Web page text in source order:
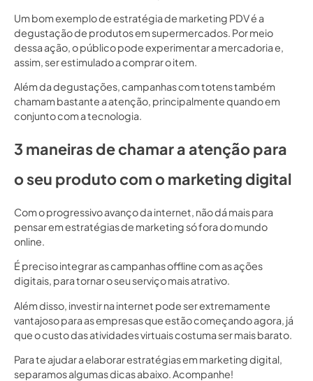
Um bom exemplo de estratégia de marketing PDV é a
degustação de produtos em supermercados. Por meio
dessa ação, o público pode experimentar a mercadoria e,
assim, ser estimulado a comprar o item.
Além da degustações, campanhas com totens também
chamam bastante a atenção, principalmente quando em
conjunto com a tecnologia.
3 maneiras de chamar a atenção para
o seu produto com o marketing digital
Com o progressivo avanço da internet, não dá mais para
pensar em estratégias de marketing só fora do mundo
online.
É preciso integrar as campanhas offline com as ações
digitais, para tornar o seu serviço mais atrativo.
Além disso, investir na internet pode ser extremamente
vantajoso para as empresas que estão começando agora, já
que o custo das atividades virtuais costuma ser mais barato.
Para te ajudar a elaborar estratégias em marketing digital,
separamos algumas dicas abaixo. Acompanhe!